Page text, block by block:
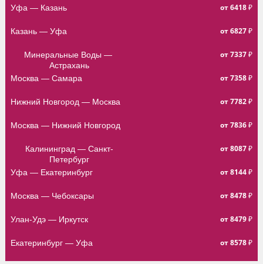
Уфа — Казань от 6418 ₽
Казань — Уфа от 6827 ₽
Минеральные Воды —
Астрахань
от 7337 ₽
Москва — Самара от 7358 ₽
Нижний Новгород — Москва от 7782 ₽
Москва — Нижний Новгород от 7836 ₽
Калининград — Санкт-
Петербург
от 8087 ₽
Уфа — Екатеринбург от 8144 ₽
Москва — Чебоксары от 8478 ₽
Улан-Удэ — Иркутск от 8479 ₽
Екатеринбург — Уфа от 8578 ₽